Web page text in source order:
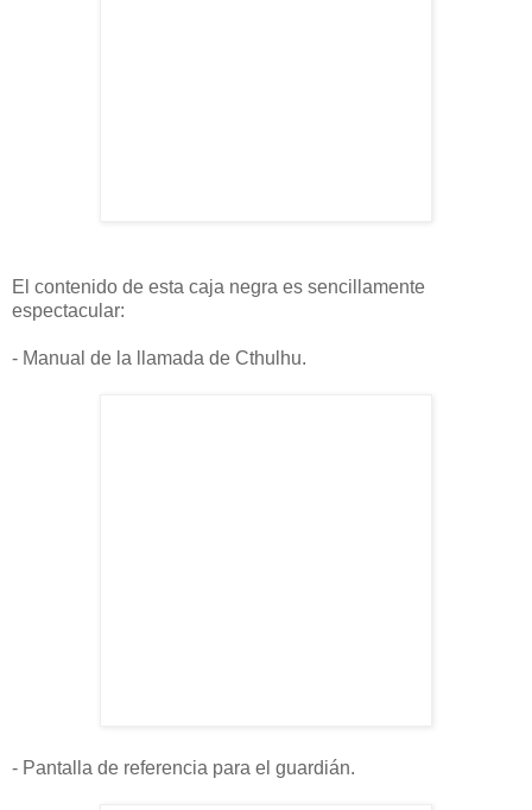
El contenido de esta caja negra es sencillamente
espectacular:
- Manual de la llamada de Cthulhu.
- Pantalla de referencia para el guardián.